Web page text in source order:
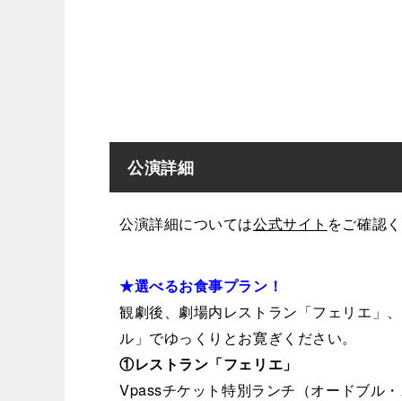
公演詳細
公演詳細については公式サイト をご確認
★選べるお食事プラン！
観劇後、劇場内レストラン「フェリエ」
ル」でゆっくりとお寛ぎください。
①レストラン「フェリエ」
Vpassチケット特別ランチ（オードブル